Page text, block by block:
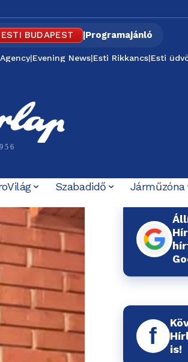
ESTI BUDAPEST |Programajánló
|Evening News|Esti Rikkancs|Esti
Szabadidő Járműzóna
f
is!